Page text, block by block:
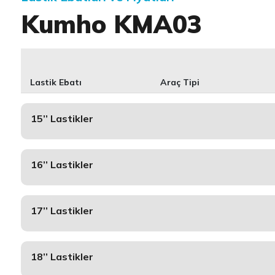
Kumho KMA03
Lastik Ebatı Araç Tipi
15’’ Lastikler
16’’ Lastikler
17’’ Lastikler
18’’ Lastikler